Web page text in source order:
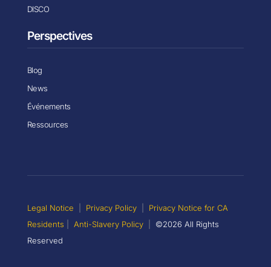
DISCO
Perspectives
Blog
News
Événements
Ressources
Legal Notice Privacy Policy
Privacy Notice for CA
Residents
Anti-Slavery Policy
©2026 All Rights
Reserved